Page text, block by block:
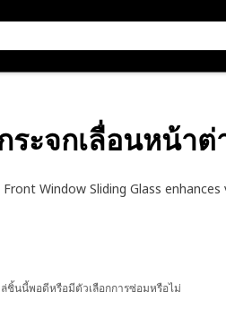
ระจกเลื่อนหน้า
Window Sliding Glass
ล่ชิ้นนี้พอดีหรือมีตัวเลือกการซ่อมหรือไม่